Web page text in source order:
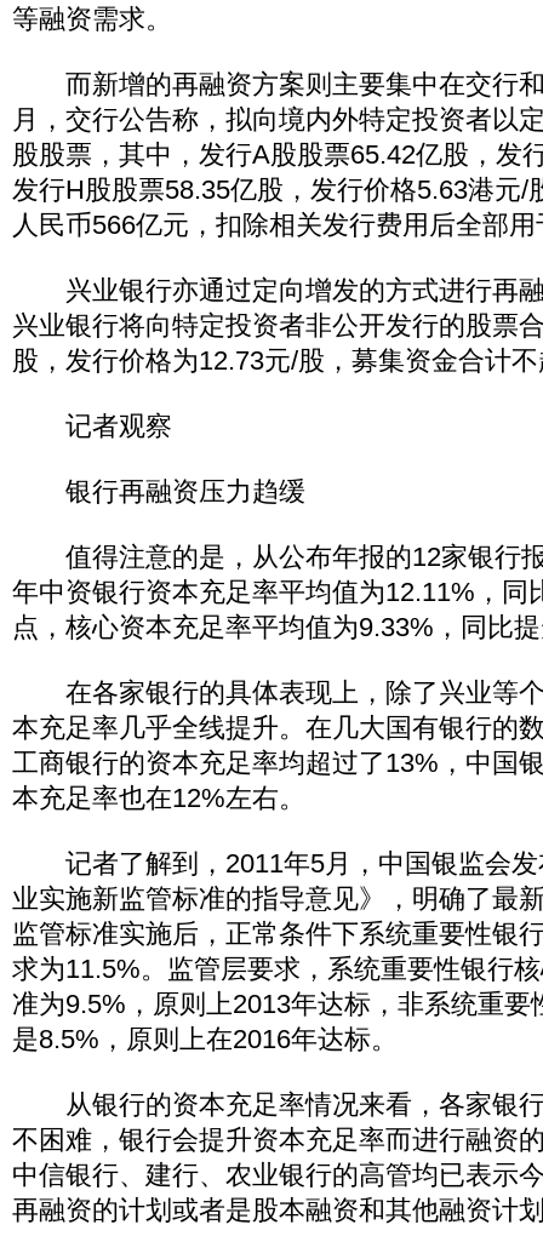
等融资需求。
而新增的再融资方案则主要集中在交行
月，交行公告称，拟向境内外特定投资者以
股股票，其中，发行A股股票65.42亿股，发
发行H股股票58.35亿股，发行价格5.63港元/
人民币566亿元，扣除相关发行费用后全部
兴业银行亦通过定向增发的方式进行再
兴业银行将向特定投资者非公开发行的股票
股，发行价格为12.73元/股，募集资金合计
记者观察
银行再融资压力趋缓
值得注意的是，从公布年报的12家银行
年中资银行资本充足率平均值为12.11%，同
点，核心资本充足率平均值为9.33%，同比
在各家银行的具体表现上，除了兴业等
本充足率几乎全线提升。在几大国有银行的
工商银行的资本充足率均超过了13%，中国
本充足率也在12%左右。
记者了解到，2011年5月，中国银监会发
业实施新监管标准的指导意见》，明确了最
监管标准实施后，正常条件下系统重要性银
求为11.5%。监管层要求，系统重要性银行
准为9.5%，原则上2013年达标，非系统重要
是8.5%，原则上在2016年达标。
从银行的资本充足率情况来看，各家银
不困难，银行会提升资本充足率而进行融资
中信银行、建行、农业银行的高管均已表示
再融资的计划或者是股本融资和其他融资计